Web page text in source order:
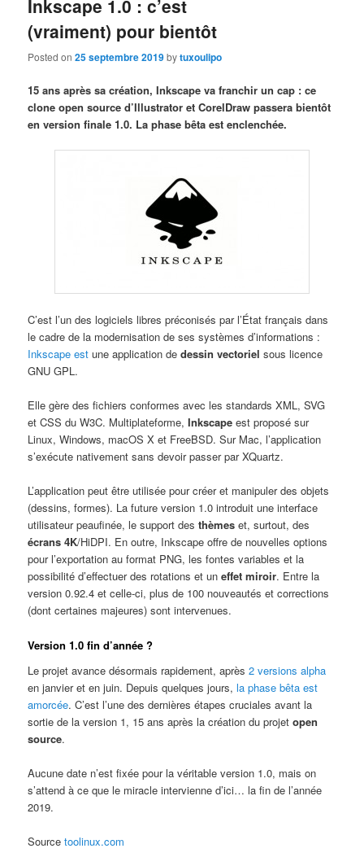
Inkscape 1.0 : c’est
(vraiment) pour bientôt
Posted on25 septembre 2019bytuxoulipo
15 ans après sa création, Inkscape va franchir un cap : ce
clone open source d’Illustrator et CorelDraw passera bientôt
en version finale 1.0. La phase bêta est enclenchée.
C’est l’un des logiciels libres préconisés par l’État français dans
le cadre de la modernisation de ses systèmes d’informations :
Inkscape est une application dedessin vectoriel sous licence
GNU GPL.
Elle gère des fichiers conformes avec les standards XML, SVG
et CSS du W3C. Multiplateforme,Inkscape est proposé sur
Linux, Windows, macOS X et FreeBSD. Sur Mac, l’application
s’exécute nativement sans devoir passer par XQuartz.
L’application peut être utilisée pour créer et manipuler des objets
(dessins, formes). La future version 1.0 introduit une interface
utilisateur peaufinée, le support desthèmes et, surtout, des
écrans 4K/HiDPI. En outre, Inkscape offre de nouvelles options
pour l’exportation au format PNG, les fontes variables et la
possibilité d’effectuer des rotations et uneffet miroir. Entre la
version 0.92.4 et celle-ci, plus de 100 nouveautés et corrections
(dont certaines majeures) sont intervenues.
Version 1.0 fin d’année ?
Le projet avance désormais rapidement, après2 versions alpha
en janvier et en juin. Depuis quelques jours,la phase bêta est
amorcée. C’est l’une des dernières étapes cruciales avant la
sortie de la version 1, 15 ans après la création du projetopen
source.
Aucune date n’est fixée pour la véritable version 1.0, mais on
s’attend à ce que le miracle intervienne d’ici… la fin de l’année
2019.
Source toolinux.com